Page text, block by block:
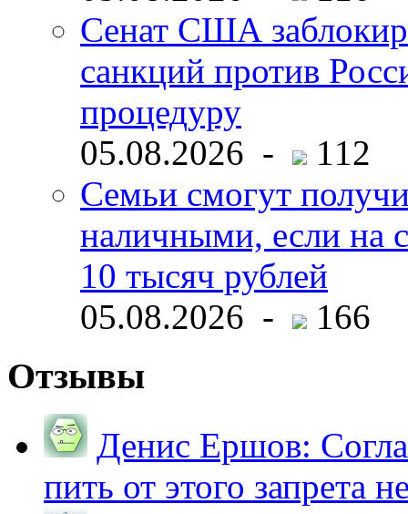
Сенат США
санкций против
процедуру
05.08.2026 -
112
Семьи смогут
наличными, если на
10 тысяч рублей
05.08.2026 -
166
Отзывы
Денис Ершов:
пить от этого запрета